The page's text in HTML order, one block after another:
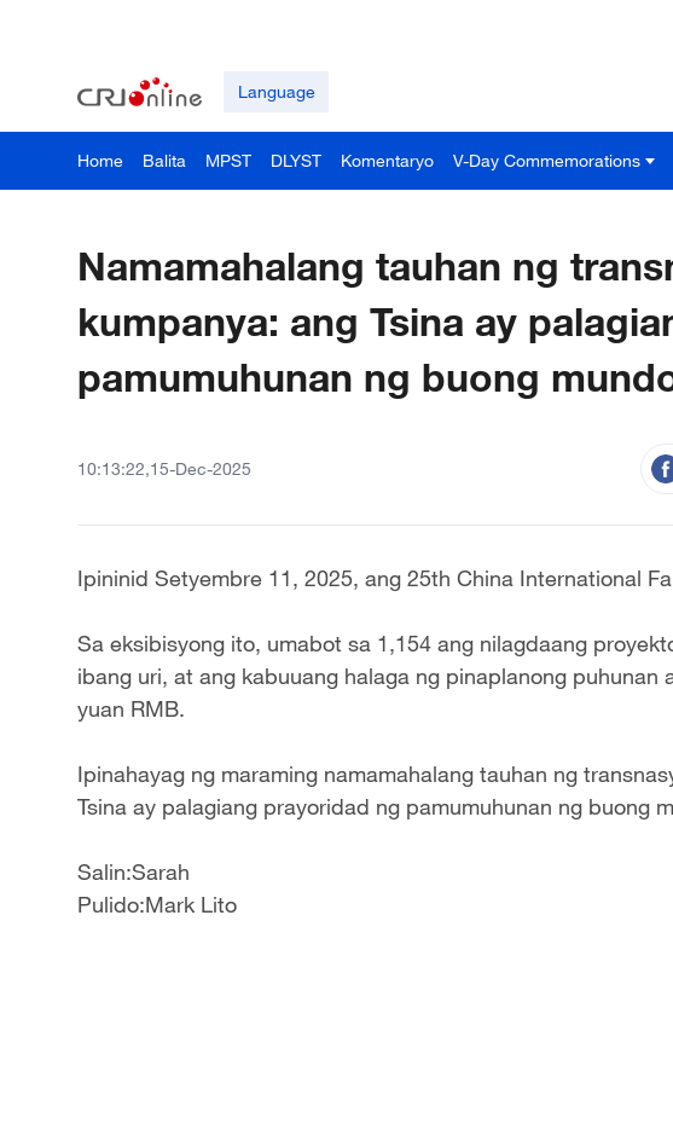
Language
Home Balita MPST DLYST Komentaryo V-Day Commemorations
Namamahalang tauhan ng
kumpanya: ang Tsina ay
pamumuhunan ng buong
10:13:22,15-Dec-2025
Ipininid Setyembre 11, 2025, ang 25th China International
Sa eksibisyong ito, umabot sa 1,154 ang nilagdaang
ibang uri, at ang kabuuang halaga ng pinaplanong puhunan
yuan RMB.
Ipinahayag ng maraming namamahalang tauhan ng
Tsina ay palagiang prayoridad ng pamumuhunan ng buong
Salin:Sarah
Pulido:Mark Lito